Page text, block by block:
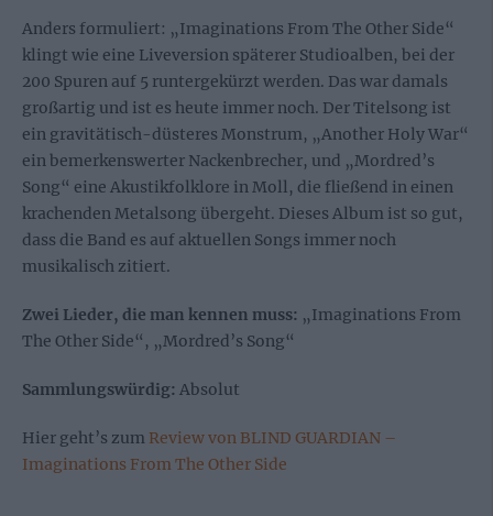
Anders formuliert: „Imaginations From The Other Side“
klingt wie eine Liveversion späterer Studioalben, bei der
200 Spuren auf 5 runtergekürzt werden. Das war damals
großartig und ist es heute immer noch. Der Titelsong ist
ein gravitätisch-düsteres Monstrum, „Another Holy War“
ein bemerkenswerter Nackenbrecher, und „Mordred’s
Song“ eine Akustikfolklore in Moll, die fließend in einen
krachenden Metalsong übergeht. Dieses Album ist so gut,
dass die Band es auf aktuellen Songs immer noch
musikalisch zitiert.
Zwei Lieder, die man kennen muss: „Imaginations From
The Other Side“, „Mordred’s Song“
Sammlungswürdig: Absolut
Hier geht’s zum Review von BLIND GUARDIAN –
Imaginations From The Other Side